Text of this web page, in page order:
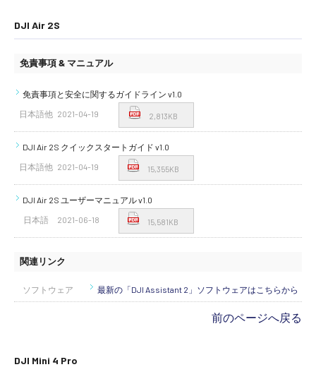
DJI Air 2S
免責事項 & マニュアル
免責事項と安全に関するガイドライン v1.0
日本語他 2021-04-19 2,813KB
DJI Air 2S クイックスタートガイド v1.0
日本語他 2021-04-19 15,355KB
DJI Air 2S ユーザーマニュアル v1.0
日本語
2021-06-18 15,581KB
関連リンク
ソフトウェア 最新の「DJI Assistant 2」ソフトウェアはこちらから
前のページへ戻る
DJI Mini 4 Pro